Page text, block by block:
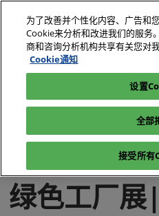
2026年10月27-29日
深圳国际会展中心（宝安）
电子展|绿色工厂展|电子工厂设
电子展|绿色工厂展-行业新闻-
绿色工厂展|产业智能化与新质
绿色工厂
为了改善并个性化内容、广告和
Cookie来分析和改进我们的服务
商和咨询分析机构共享有关您对
Cookie通知
设置
全部
接受所有